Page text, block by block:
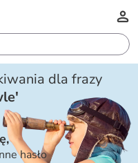
dla frazy
'
hasło